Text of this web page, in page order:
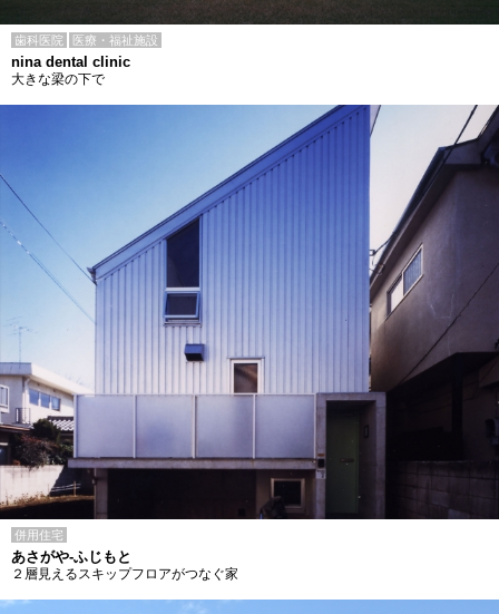
歯科医院 医療・福祉施設
nina dental clinic
大きな梁の下で
併用住宅
あさがや-ふじもと
２層見えるスキップフロアがつなぐ家